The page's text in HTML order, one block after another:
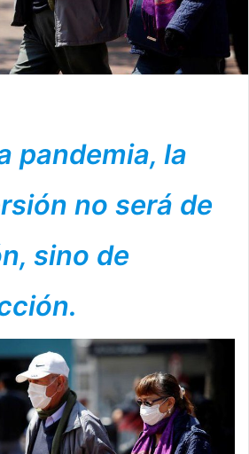
pandemia, la
no será de
sino de